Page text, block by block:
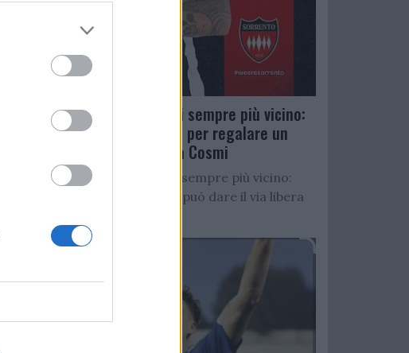
Salernitana, D’Ursi sempre più vicino:
Faggiano accelera per regalare un
altro attaccante a Cosmi
Salernitana, D’Ursi sempre più vicino:
Starita al Sorrento può dare il via libera